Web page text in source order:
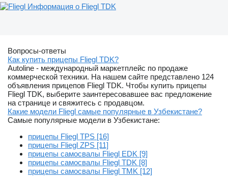
Информация о Fliegl TDK
Вопросы-ответы
Как купить прицепы Fliegl TDK?
Autoline - международный маркетплейс по продаже
коммерческой техники. На нашем сайте представлено 124
объявления прицепов Fliegl TDK. Чтобы купить прицепы
Fliegl TDK, выберите заинтересовавшее вас предложение
на странице и свяжитесь с продавцом.
Какие модели Fliegl самые популярные в Узбекистане?
Самые популярные модели в Узбекистане:
прицепы Fliegl TPS [16]
прицепы Fliegl ZPS [11]
прицепы самосвалы Fliegl EDK [9]
прицепы самосвалы Fliegl TDK [8]
прицепы самосвалы Fliegl TMK [12]